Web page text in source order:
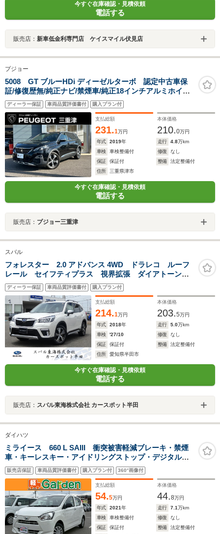
今すぐ在庫確認・見積依頼
電話する
販売店： 新車低金利専門店 ケイスマイル伏見店
プジョー
5008 GT ブルーHDi ディーゼルターボ 認定中古車保
証/修復歴無/純正ナビ/禁煙車/純正18インチアルミホイー
ル/ETC/コントロール/LEDヘッドライト/バックモニター/
ブラインドスポットモニター/ルーフレール
ディーラー保証 車両品質評価書付 購入プラン付
支払総額
231.1万円
本体価格
210.0万円
年式
2019年 走行 4.8万km
車検
車検整備付 修復
なし
保証
保証付 整備
法定整備付
住所
三重県津市
今すぐ在庫確認・見積依頼
電話する
販売店： プジョー三重津
スバル
フォレスター 2.0 アドバンス 4WD ドラレコ ルーフ
レール セイフティプラス 視界拡張 ダイアトーンナ
ビ フルセグ Bluetoothオーディオ USB フロントカ
メラ サイドカメラ バックカメラ スマートリヤビュ
ーミラー ETC2.0
ディーラー保証 車両品質評価書付 購入プラン付
支払総額
214.1万円
本体価格
203.5万円
年式
2018年 走行 5.0万km
車検
'27/10 修復
なし
保証
保証付 整備
法定整備付
住所
愛知県半田市
今すぐ在庫確認・見積依頼
電話する
販売店： スバル東海株式会社 カースポット半田
ダイハツ
ミライース 660 L SAIII 衝突被害軽減ブレーキ・禁煙
車・キーレスキー・アイドリングストップ・デジタルメ
ーター
販売店保証 車両品質評価書付 購入プラン付 360°画像付
支払総額
54.5万円
本体価格
44.8万円
年式
2021年 走行 7.1万km
車検
車検整備付 修復
なし
保証
保証付 整備
法定整備付